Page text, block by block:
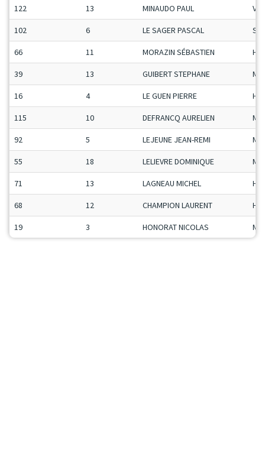
122 13 MINAUDO PAUL Vet
102 6 LE SAGER PASCAL
66 11 MORAZIN SÉBASTIEN H-C
39 13 GUIBERT STEPHANE
16 4 LE GUEN PIERRE H-C
115 10 DEFRANCQ AURELIEN
92 5 LEJEUNE JEAN-REMI
55 18 LELIEVRE DOMINIQUE
71 13 LAGNEAU MICHEL H-C
68 12 CHAMPION LAURENT H-C
19 3 HONORAT NICOLAS